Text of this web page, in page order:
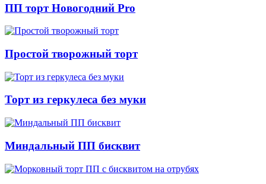
ПП торт Новогодний Pro
Простой творожный торт
Торт из геркулеса без муки
Миндальный ПП бисквит